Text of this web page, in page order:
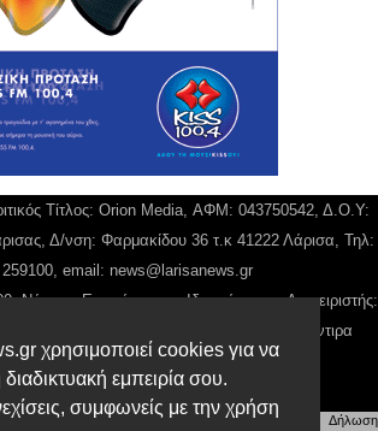
χρησιμοποιεί cookies για να
διαδικτυακή εμπειρία σου.
συμφωνείς με την χρήση
Τίτλος: Orion Media, ΑΦΜ: 043750542, Δ.Ο.Υ:
Δ/νση: Φαρμακίδου 36 τ.κ 41222 Λάρισα, Τηλ:
email: news@larisanews.gr
Νόμιμος Εκπρόσωπος, Ιδιοκτήτης και Διαχειριστής:
Διευθύντρια: Γιαννουσά Βασιλική, Διευθύντιρα
Μπαλαμπάνη Βασιλική.
domain name Παναγιώτης Φιλίππου
Διαχείρισης Προσωπικών Δεδομένων |Όροι χρήσης
Δήλωση